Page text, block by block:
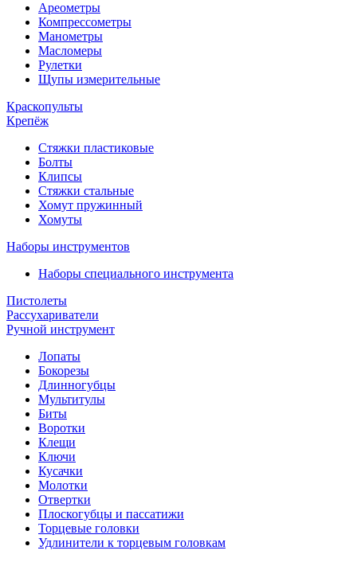
Ареометры
Компрессометры
Манометры
Масломеры
Рулетки
Щупы измерительные
Краскопульты
Крепёж
Стяжки пластиковые
Болты
Клипсы
Стяжки стальные
Хомут пружинный
Хомуты
Наборы инструментов
Наборы специального инструмента
Пистолеты
Рассухариватели
Ручной инструмент
Лопаты
Бокорезы
Длинногубцы
Мультитулы
Биты
Воротки
Клещи
Ключи
Кусачки
Молотки
Отвертки
Плоскогубцы и пассатижи
Торцевые головки
Удлинители к торцевым головкам